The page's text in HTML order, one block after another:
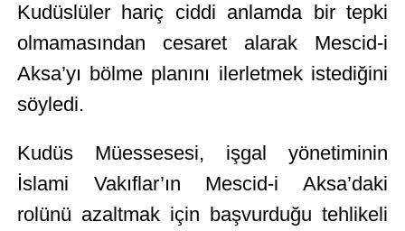
Kudüslüler hariç ciddi anlamda bir tepki
olmamasından cesaret alarak Mescid-i
Aksa’yı bölme planını ilerletmek istediğini
söyledi.
Kudüs Müessesesi, işgal yönetiminin
İslami Vakıflar’ın Mescid-i Aksa’daki
rolünü azaltmak için başvurduğu tehlikeli